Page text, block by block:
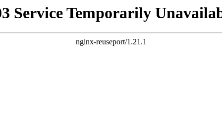
Service Temporarily
nginx-reuseport/1.21.1